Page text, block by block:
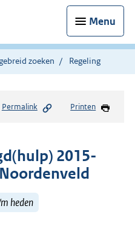
Menu
zoeken Regeling
Permalink Printen
2015-
heden